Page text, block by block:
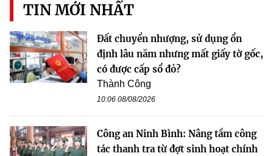
TIN MỚI NHẤT
Đất chuyển nhượng, sử dụng ổn
định lâu năm nhưng mất giấy tờ gốc,
có được cấp sổ đỏ?
Thành Công
10:06 08/08/2026
Công an Ninh Bình: Nâng tầm công
tác thanh tra từ đợt sinh hoạt chính